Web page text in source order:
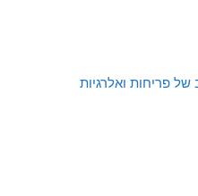
של פריחות ואלרגיות